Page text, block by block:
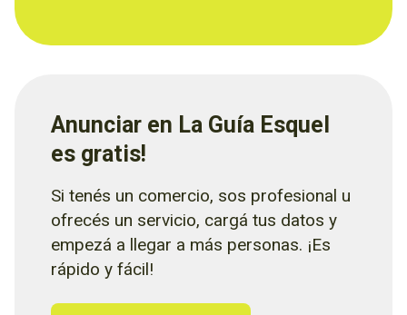
Anunciar en La Guía Esquel
es gratis!
Si tenés un comercio, sos profesional u
ofrecés un servicio, cargá tus datos y
empezá a llegar a más personas. ¡Es
rápido y fácil!